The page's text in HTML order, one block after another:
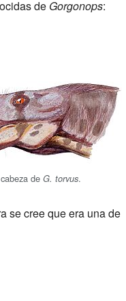
de Gorgonops:
deG. torvus.
se cree que era una de